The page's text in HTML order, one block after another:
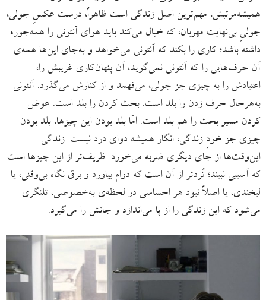
همیشه‌مرتبش، مهم‌ترین اصل زندگی است ظاهراً، درست عکسِ جولی،
جولیِ بی‌نهایت مهربان، که خیال می‌کند باید هوای آنتونی را همه‌جوره
داشته باشد؛ کاری را بکند که آنتونی می‌خواهد و به‌جای این‌ها همه‌ی
آن حرف‌هایی را که آنتونی نمی‌گوید، آن‌ پنهان‌کاری غریبش را،
اعتیادش را به چیزی جز جولی، می‌فهمد و از کنارش می‌گذرد. آنتونی
به‌هرحال حرف زدن را بلد است. بحث کردن را بلد است. عوض
کردن مسیر بحث را هم بلد است. امّا بلد بودن این چیزها، بلد بودن
چیزی جز خودِ زندگی، انگار همیشه دوای درد نیست. زندگی
این‌وقت‌ها از جای دیگری ضربه می‌خورد. ظریف‌تر از این‌ چیزها است
که آسیبی نبیند؛ تُردتر از آن است که دوام بیاورد و برق نگاه بی‌وقتی، یا
لبخندی، یا اصلاً نبود هر احساسی در لحظه‌ی به‌خصوصی، تلنگری
می‌شود که این زندگی را از پا می‌اندازد و جانش را می‌گیرد.